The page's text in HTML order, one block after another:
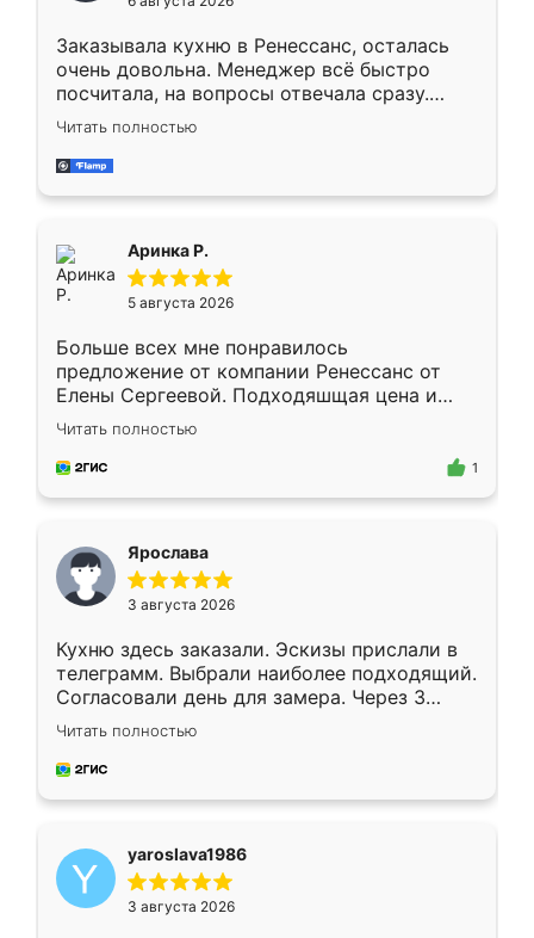
мебели буду заказывать только здесь.
Заказывала кухню в Ренессанс, осталась
очень довольна. Менеджер всё быстро
посчитала, на вопросы отвечала сразу.
Замерщик приехал в субботу, подошёл к
делу со всей ответственностью. Собрали
за день, ребята работали аккуратно, даже
Читать полностью
Аринка Р.
5 августа 2026
Больше всех мне понравилось
предложение от компании Ренессанс от
Елены Сергеевой. Подходяшщая цена и
короткие сроки изготовления. Приехавший
для замера сотрудник Владислав
предложил по моему эскизу самый
Читать полностью
1
Ярослава
3 августа 2026
Кухню здесь заказали. Эскизы прислали в
телеграмм. Выбрали наиболее подходящий.
Согласовали день для замера. Через 3
недели кухня была уже готова. Остались
довольны работой. Спасибо Ренессанс
мебель за качественную работу!
Читать полностью
yaroslava1986
3 августа 2026